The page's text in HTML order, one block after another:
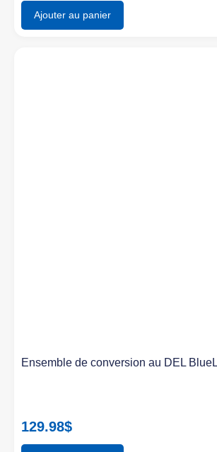
Ajouter au panier
Ensemble de conversion au DEL
129.98$